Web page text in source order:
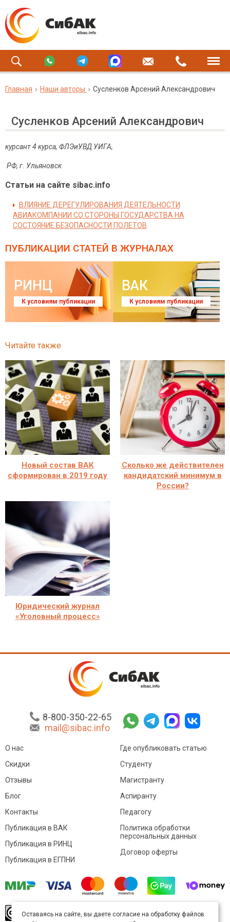
Главная Наши авторы Сусленков Арсений Александрович
Сусленков Арсений Александрович
курсант 4 курса, ФЛЭиУВД УИГА,
РФ, г. Ульяновск
Статьи на сайте sibac.info
ВЛИЯНИЕ ДЕРЕГУЛИРОВАНИЯ ДЕЯТЕЛЬНОСТИ
АВИАКОМПАНИИ СО СТОРОНЫ ГОСУДАРСТВА НА
СОСТОЯНИЕ БЕЗОПАСНОСТИ ПОЛЕТОВ
ПУБЛИКАЦИИ СТАТЕЙ В ЖУРНАЛАХ
РИНЦ
К условиям публикации
ВАК
К условиям публикации
Читайте также
Новый состав ВАК
сформирован в 2019 году
Сколько же действителен
кандидатский минимум в
России?
Юридический журнал
«Уголовный процесс»
8-800-350-22-65
mail@sibac.info
О нас
Скидки
Отзывы
Блог
Контакты
Где опубликовать статью
Студенту
Магистранту
Аспиранту
Педагогу
Публикация в ВАК
Публикация в РИНЦ
Публикация в ЕГПНИ
Политика обработки
персональных данных
Договор оферты
произведение доступно полицензии Creative
Оставаясь на сайте, вы даете согласие на обработку файлов